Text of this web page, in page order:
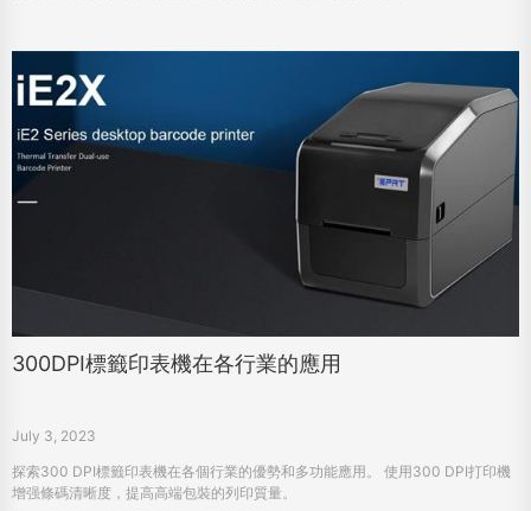
300DPI標籤印表機在各行業的應用
July 3, 2023
探索300 DPI標籤印表機在各個行業的優勢和多功能應用。 使用300 DPI打印機
增强條碼清晰度，提高高端包裝的列印質量。